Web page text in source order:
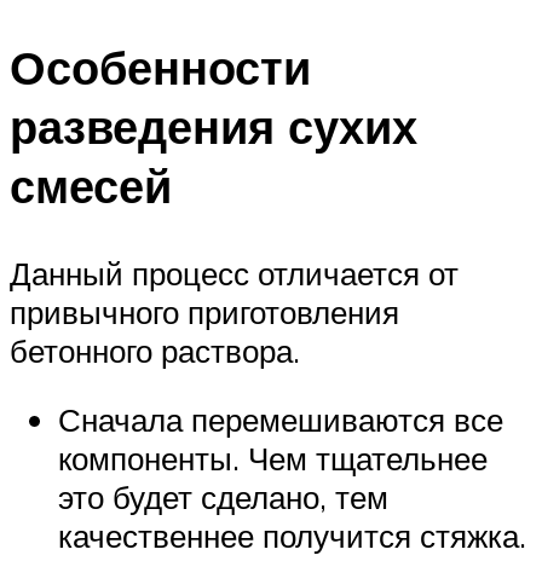
Особенности
разведения сухих
смесей
Данный процесс отличается от
привычного приготовления
бетонного раствора.
Сначала перемешиваются все
компоненты. Чем тщательнее
это будет сделано, тем
качественнее получится стяжка.